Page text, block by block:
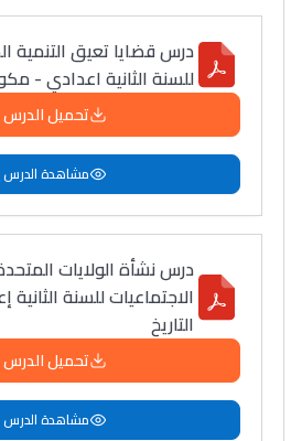
درس قضايا تعيق التنمية
للسنة الثانية اعدادي -
تحميل الدرس
مشاهدة الدرس
درس نشأة الولايات
الاجتماعيات للسنة
التاريخ
تحميل الدرس
مشاهدة الدرس